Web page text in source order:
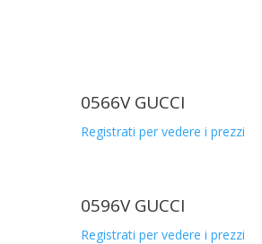
0566V GUCCI
Registrati per vedere i prezzi
0596V GUCCI
Registrati per vedere i prezzi